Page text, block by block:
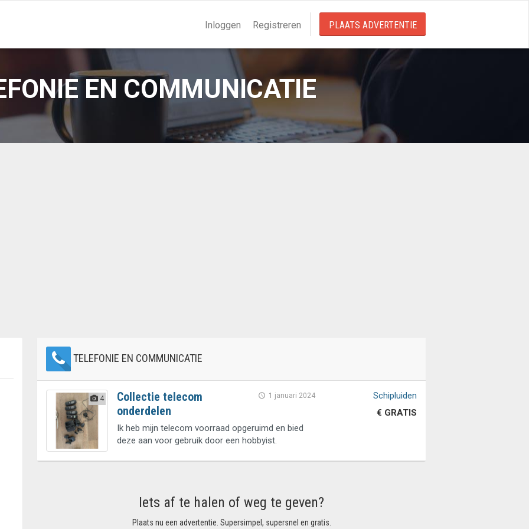
Inloggen Registreren PLAATS ADVERTENTIE
EN COMMUNICATIE
TELEFONIE EN COMMUNICATIE
4 1 januari 2024
Collectie telecom
onderdelen
Ik heb mijn telecom voorraad opgeruimd en bied
deze aan voor gebruik door een hobbyist.
Schipluiden
€ GRATIS
Iets af te halen of weg te geven?
Plaats nu een advertentie. Supersimpel, supersnel en gratis.